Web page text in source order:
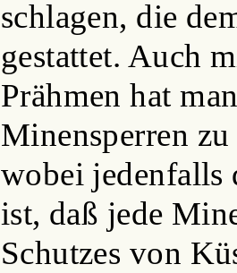
schlagen, die
gestattet. Auch
Prähmen hat
Minensperren
wobei jedenfalls
ist, daß jede
Schutzes von